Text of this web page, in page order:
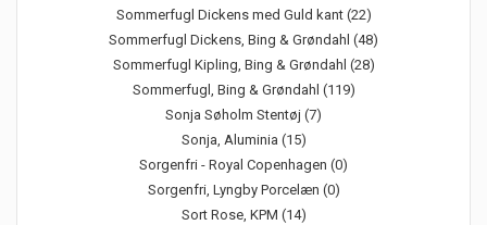
Sommerfugl Dickens med Guld kant (22)
Sommerfugl Dickens, Bing & Grøndahl (48)
Sommerfugl Kipling, Bing & Grøndahl (28)
Sommerfugl, Bing & Grøndahl (119)
Sonja Søholm Stentøj (7)
Sonja, Aluminia (15)
Sorgenfri - Royal Copenhagen (0)
Sorgenfri, Lyngby Porcelæn (0)
Sort Rose, KPM (14)